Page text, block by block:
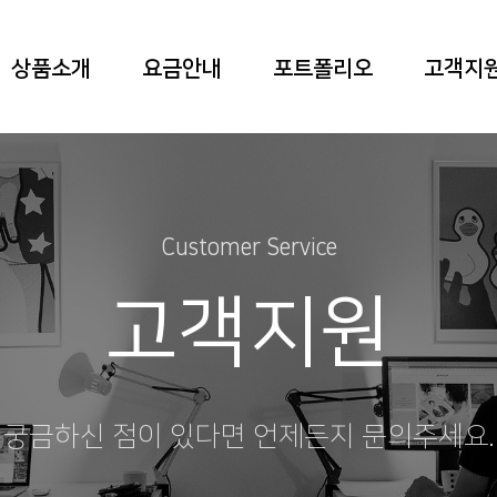
상품소개 요금안내 포트폴리오 고객지
Customer Service
고객지원
궁금하신 점이 있다면 언제든지 문의주세요.